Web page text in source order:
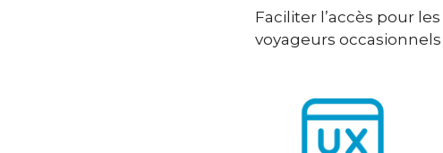
Faciliter l’accès pour les
voyageurs occasionnels